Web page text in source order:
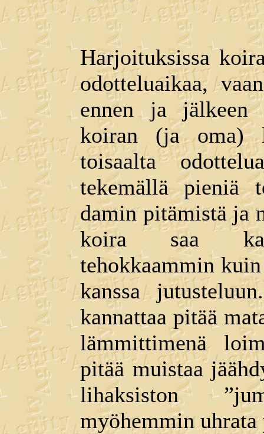
Harjoituksissa
odotteluaikaa,
ennen ja jälkeen
koiran (ja oma)
toisaalta
tekemällä pieniä
damin pitämistä ja
koira saa
tehokkaammin
kanssa
kannattaa pitää
lämmittimenä
pitää muistaa
lihaksiston
myöhemmin